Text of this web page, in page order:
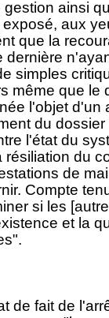
ainsi
aux
que la
simples
même que le
l'objet d'un
du
l'état du
résiliation du
de
Compte
si les
et la
de fait de